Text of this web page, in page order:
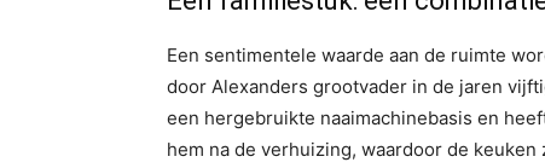
Een sentimentele waarde aan de ruimte
door Alexanders grootvader in de jaren
een hergebruikte naaimachinebasis en
hem na de verhuizing, waardoor de